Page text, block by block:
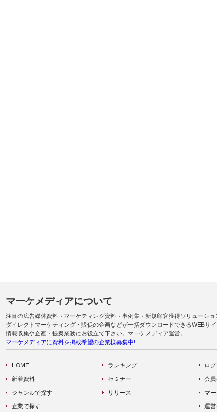
マーケメディアについて
注目の広告媒体資料・マーケティング資料・事例集・新規顧客獲得ソリューショ
ダイレクトマーケティング・販促の企画などが一括ダウンロードできるWEBサ
情報収集や企画・提案業務にお役立て下さい。マーケメディア運営。
マーケメディアに資料を掲載希望の企業様募集中!
HOME
新着資料
ジャンルで探す
企業で探す
ランキング
セミナー
リリース
ロ
会
マ
運